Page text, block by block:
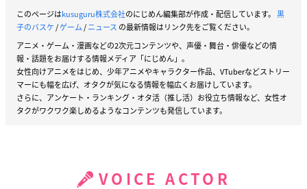
このページはkusuguru株式会社のにじめん編集部が作成・配信しています。 黒
子のバスケ/ゲーム/ニュース の最新情報はリンク先をご覧ください。
アニメ・ゲーム・漫画などの2次元コンテンツや、声優・舞台・俳優などの情
報・話題をお届けする情報メディア「にじめん」。
女性向けアニメをはじめ、少年アニメやキャラクター作品、VTuberなどストリー
マーにも幅を広げ、オタクが気になる情報を幅広くお届けしています。
さらに、アンケート・ランキング・オタ活（推し活）お役立ち情報など、女性オ
タクがワクワク楽しめるようなコンテンツも発信しています。
VOICE ACTOR